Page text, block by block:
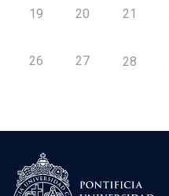
19 20 21
26 27 28